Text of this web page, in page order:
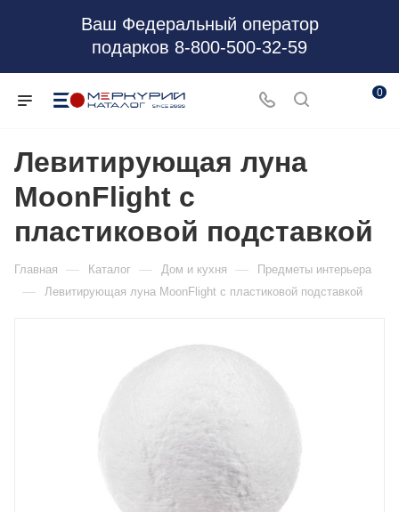
Ваш Федеральный оператор
подарков 8-800-500-32-59
0
Левитирующая луна
MoonFlight с
пластиковой подставкой
Главная — Каталог — Дом и кухня — Предметы интерьера
— Левитирующая луна MoonFlight с пластиковой подставкой